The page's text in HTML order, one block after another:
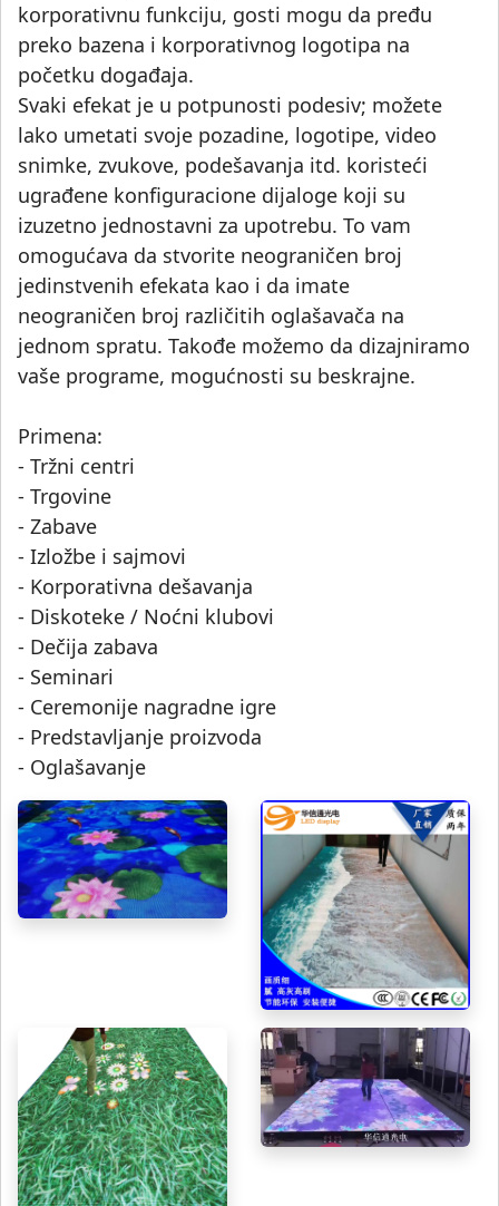
korporativnu funkciju, gosti mogu da pređu
preko bazena i korporativnog logotipa na
početku događaja.
Svaki efekat je u potpunosti podesiv; možete
lako umetati svoje pozadine, logotipe, video
snimke, zvukove, podešavanja itd. koristeći
ugrađene konfiguracione dijaloge koji su
izuzetno jednostavni za upotrebu. To vam
omogućava da stvorite neograničen broj
jedinstvenih efekata kao i da imate
neograničen broj različitih oglašavača na
jednom spratu. Takođe možemo da dizajniramo
vaše programe, mogućnosti su beskrajne.
Primena:
- Tržni centri
- Trgovine
- Zabave
- Izložbe i sajmovi
- Korporativna dešavanja
- Diskoteke / Noćni klubovi
- Dečija zabava
- Seminari
- Ceremonije nagradne igre
- Predstavljanje proizvoda
- Oglašavanje